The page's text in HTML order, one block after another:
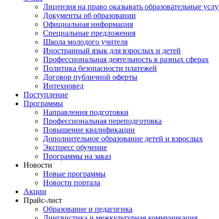
Лицензия на право оказывать образовательные
Документы об образовании
Официальная информация
Специальные предложения
Школа молодого учителя
Иностранный язык для взрослых и детей
Профессиональная деятельность в разных сферах
Политика безопасности платежей
Договор публичной оферты
Интехновед
Поступление
Программы
Направления подготовки
Профессиональная переподготовка
Повышение квалификации
Дополнительное образование детей и взрослых
Экспресс обучение
Программы на заказ
Новости
Новые программы
Новости портала
Акции
Прайс-лист
Образование и педагогика